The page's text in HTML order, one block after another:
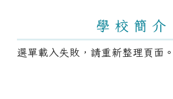
學 校 簡 介
選單載入失敗，請重新整理頁面。